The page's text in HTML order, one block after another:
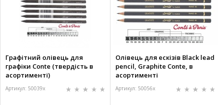
Графітний олівець для
графіки Conte (твердість в
асортименті)
Артикул: 50039x
Олівець для ескізів Black lead
pencil, Graphite Conte, в
асортименті
Артикул: 50056x